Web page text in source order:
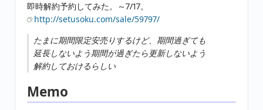
即時解約予約してみた。～7/17。
http://setusoku.com/sale/59797/
たまに期間限定安売りするけど、期間過ぎても
延長しないよう期間が過ぎたら更新しないよう
解約しておけるらしい
Memo